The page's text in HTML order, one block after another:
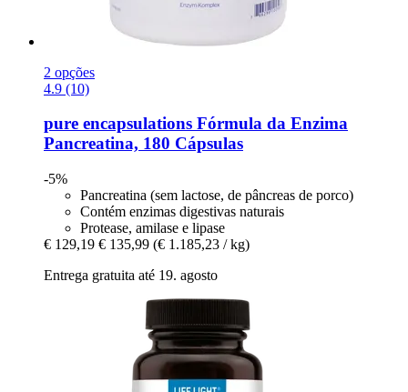
2 opções
4.9 (10)
pure encapsulations Fórmula da Enzima
Pancreatina, 180 Cápsulas
-5%
Pancreatina (sem lactose, de pâncreas de porco)
Contém enzimas digestivas naturais
Protease, amilase e lipase
€ 129,19 € 135,99 (€ 1.185,23 / kg)
Entrega gratuita até 19. agosto